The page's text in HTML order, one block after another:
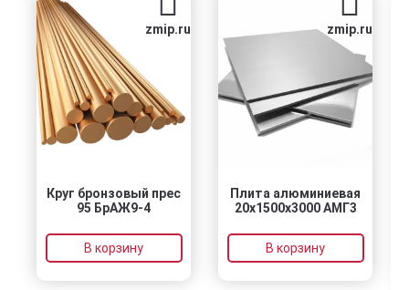
zmip.ru
Круг бронзовый прес
95 БрАЖ9-4
В корзину
zmip.ru
Плита алюминиевая
20x1500x3000 АМГ3
В корзину